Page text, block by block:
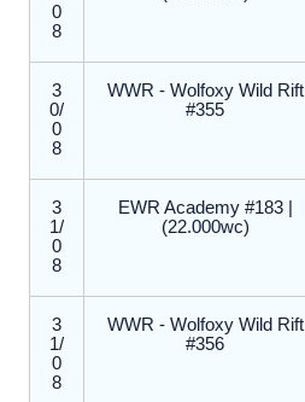
0
8
3
0/
0
8
WWR - Wolfoxy Wild Rift
#355
3
1/
0
8
EWR Academy #183 |
(22.000wc)
3
1/
0
8
WWR - Wolfoxy Wild Rift
#356